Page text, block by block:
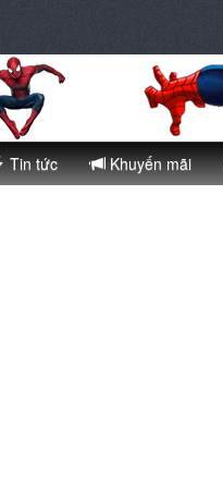
Tin tức Khuyến mãi